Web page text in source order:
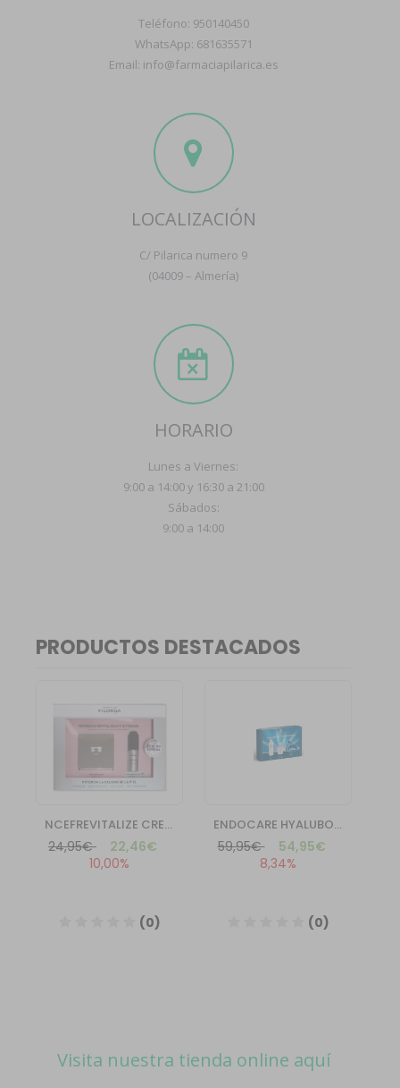
Teléfono: 950140450
WhatsApp: 681635571
Email: info@farmaciapilarica.es
LOCALIZACIÓN
C/ Pilarica numero 9
(04009 – Almería)
HORARIO
Lunes a Viernes:
9:00 a 14:00 y 16:30 a 21:00
Sábados:
9:00 a 14:00
Visita nuestra tienda online aquí